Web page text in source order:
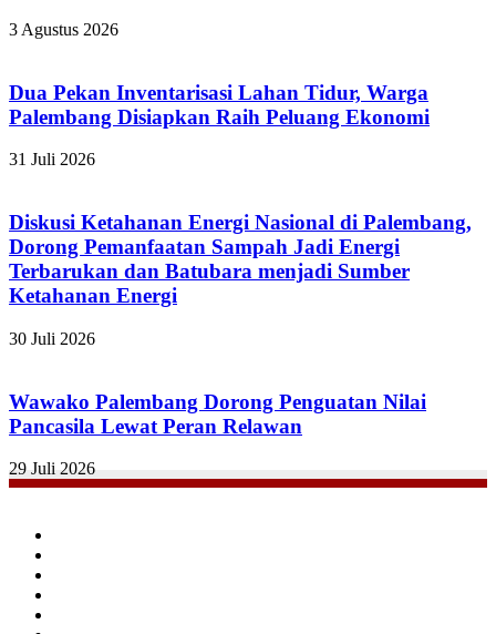
3 Agustus 2026
Dua Pekan Inventarisasi Lahan Tidur, Warga
Palembang Disiapkan Raih Peluang Ekonomi
31 Juli 2026
Diskusi Ketahanan Energi Nasional di Palembang,
Dorong Pemanfaatan Sampah Jadi Energi
Terbarukan dan Batubara menjadi Sumber
Ketahanan Energi
30 Juli 2026
Wawako Palembang Dorong Penguatan Nilai
Pancasila Lewat Peran Relawan
29 Juli 2026